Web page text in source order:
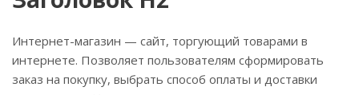
Интернет-магазин — сайт, торгующий товарами в
интернете. Позволяет пользователям сформировать
заказ на покупку, выбрать способ оплаты и доставки